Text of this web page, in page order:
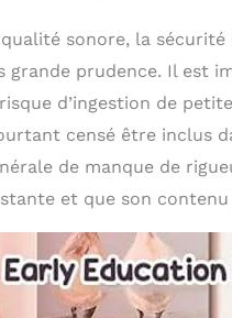
sonore, la
grande prudence. Il est
d’ingestion de
censé être inclus
de manque de
et que son